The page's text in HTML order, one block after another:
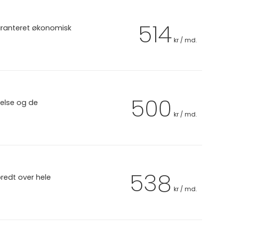
økonomisk
514 kr / md.
og de
500 kr / md.
over hele
538 kr / md.